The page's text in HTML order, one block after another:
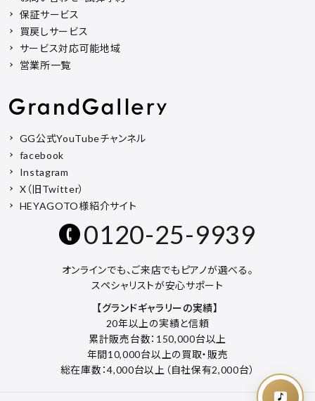
保証サービス
買戻しサービス
サービス対応可能地域
営業所一覧
GG公式YouTubeチャンネル
facebook
Instagram
X（旧Twitter）
HEYAGOTO様紹介サイト
0120-25-9939
オンラインでも、ご来店でもピアノが選べる。
スペシャリストが安心サポート
【グランドギャラリーの実績】
20年以上の実績と信頼
累計販売台数：150,000台以上
年間10,000台以上の買取・販売
総在庫数：4,000台以上（自社保有2,000台）